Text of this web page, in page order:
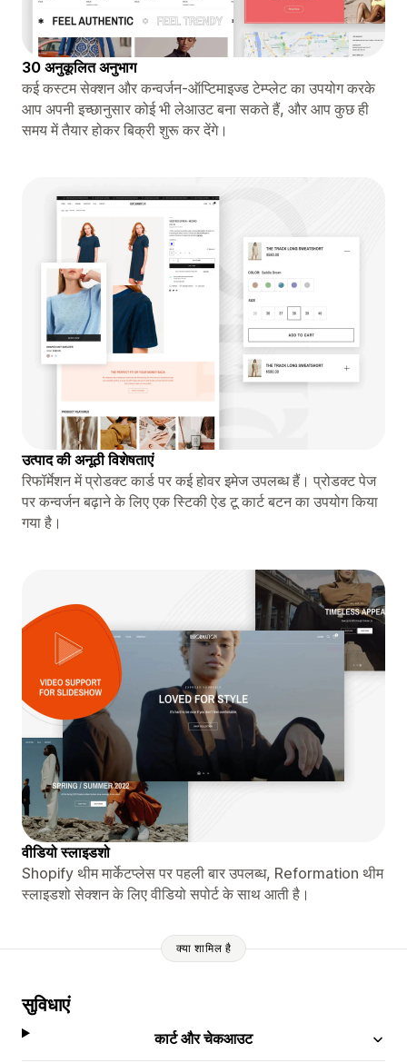
30 अनुकूलित अनुभाग
कई कस्टम सेक्शन और कन्वर्जन-ऑप्टिमाइज्ड टेम्प्लेट का उपयोग करके
आप अपनी इच्छानुसार कोई भी लेआउट बना सकते हैं, और आप कुछ ही
समय में तैयार होकर बिक्री शुरू कर देंगे।
उत्पाद की अनूठी विशेषताएं
रिफॉर्मेशन में प्रोडक्ट कार्ड पर कई होवर इमेज उपलब्ध हैं। प्रोडक्ट पेज
पर कन्वर्जन बढ़ाने के लिए एक स्टिकी ऐड टू कार्ट बटन का उपयोग किया
गया है।
वीडियो स्लाइडशो
Shopify थीम मार्केटप्लेस पर पहली बार उपलब्ध, Reformation थीम
स्लाइडशो सेक्शन के लिए वीडियो सपोर्ट के साथ आती है।
क्या शामिल है
सुविधाएं
कार्ट और चेकआउट